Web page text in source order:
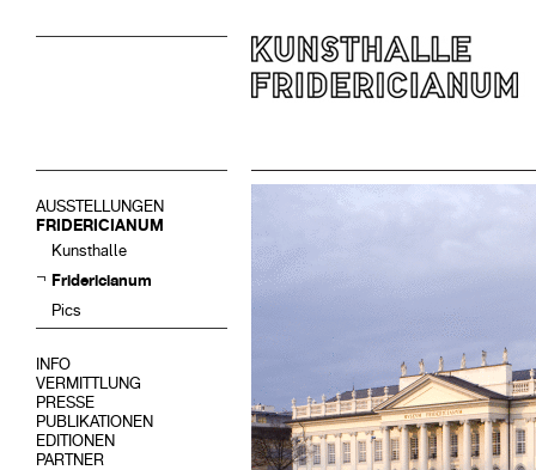
AUSSTELLUNGEN
FRIDERICIANUM
Kunsthalle
Fridericianum
Pics
INFO
VERMITTLUNG
PRESSE
PUBLIKATIONEN
EDITIONEN
PARTNER